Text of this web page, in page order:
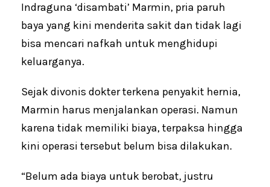
Indraguna ‘disambati’ Marmin, pria paruh
baya yang kini menderita sakit dan tidak lagi
bisa mencari nafkah untuk menghidupi
keluarganya.
Sejak divonis dokter terkena penyakit hernia,
Marmin harus menjalankan operasi. Namun
karena tidak memiliki biaya, terpaksa hingga
kini operasi tersebut belum bisa dilakukan.
“Belum ada biaya untuk berobat, justru